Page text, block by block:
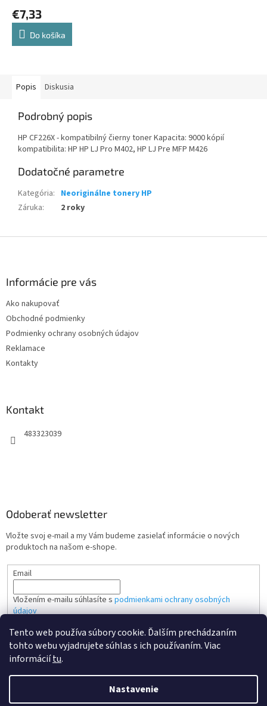
Tento web používa súbory cookie. Ďalším prechádzaním
tohto webu vyjadrujete súhlas s ich používaním. Viac
informáciítu.
Nastavenie
€7,33
Do košíka
Popis Diskusia
Podrobný popis
HP CF226X - kompatibilný čierny toner Kapacita: 9000 kópií
kompatibilita: HP HP LJ Pro M402, HP LJ Pre MFP M426
Dodatočné parametre
Kategória: Neoriginálne tonery HP
Záruka: 2 roky
Informácie pre vás
Ako nakupovať
Obchodné podmienky
Podmienky ochrany osobných údajov
Reklamace
Kontakty
Kontakt
483323039
Odoberať newsletter
Vložte svoj e-mail a my Vám budeme zasielať informácie o nových
produktoch na našom e-shope.
Email
Vložením e-mailu súhlasíte s podmienkami ochrany osobných
údajov
PRIHLÁSIŤ SA
Vytvoril Shoptet